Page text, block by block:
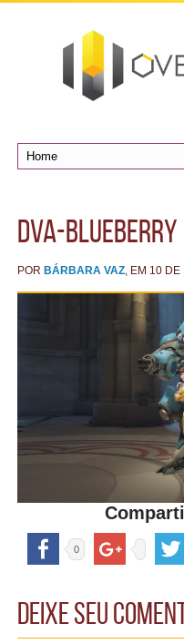
dva-blueberry
POR BÁRBARA VAZ, EM 10 DE
0
Deixe seu